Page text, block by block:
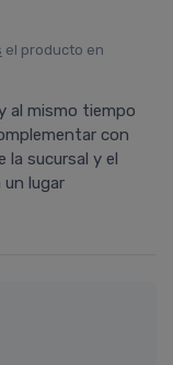
el producto en
al mismo tiempo
con
sucursal y el
lugar